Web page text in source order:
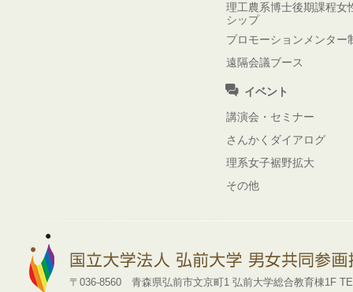
理工農系博士後期課程女
シップ
プロモーションメンター
遠隔会議ブース
イベント
講演会・セミナー
さんかくダイアログ
理系女子裾野拡大
その他
〒036-8560 青森県弘前市文京町1 弘前大学総合教育棟1F